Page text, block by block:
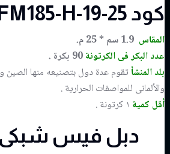
كود DFM185-H-19-25
المقاس 1.9 سم * 25 م.
عدد البكر فى الكرتونة90 بكرة .
بلد المنشأتقوم عدة دول بتصنيعه منها الصين
والألمانى للمواصفات الحرارية .
أقل كمية ١ كرتونة .
دبل فيس شبكى